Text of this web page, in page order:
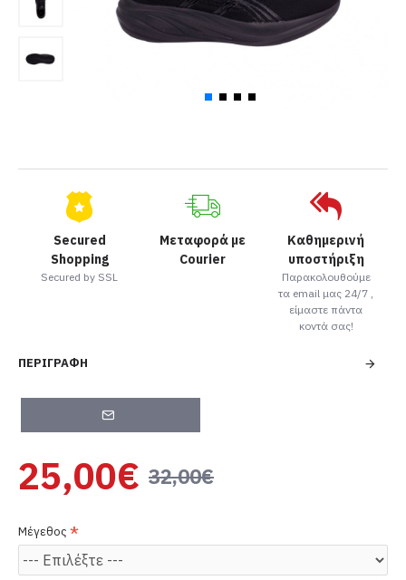
Secured
Shopping
Secured by SSL
Μεταφορά με
Courier
Καθημερινή
υποστήριξη
Παρακολουθούμε
τα email μας 24/7 ,
είμαστε πάντα
κοντά σας!
ΠΕΡΙΓΡΑΦΉ
32,00€
25,00€
Μέγεθος